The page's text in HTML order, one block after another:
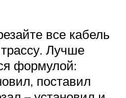
все кабель
Лучше
формулой:
поставил